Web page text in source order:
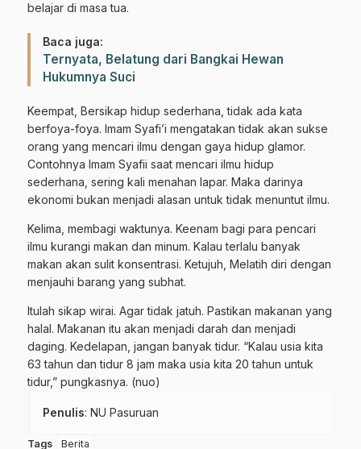
belajar di masa tua.
Baca juga:
Ternyata, Belatung dari Bangkai Hewan
Hukumnya Suci
Keempat, Bersikap hidup sederhana, tidak ada kata
berfoya-foya. Imam Syafi’i mengatakan tidak akan sukse
orang yang mencari ilmu dengan gaya hidup glamor.
Contohnya Imam Syafii saat mencari ilmu hidup
sederhana, sering kali menahan lapar. Maka darinya
ekonomi bukan menjadi alasan untuk tidak menuntut ilmu.
Kelima, membagi waktunya. Keenam bagi para pencari
ilmu kurangi makan dan minum. Kalau terlalu banyak
makan akan sulit konsentrasi. Ketujuh, Melatih diri dengan
menjauhi barang yang subhat.
Itulah sikap wirai. Agar tidak jatuh. Pastikan makanan yang
halal. Makanan itu akan menjadi darah dan menjadi
daging. Kedelapan, jangan banyak tidur. “Kalau usia kita
63 tahun dan tidur 8 jam maka usia kita 20 tahun untuk
tidur,” pungkasnya. (nuo)
Penulis: NU Pasuruan
Tags Berita